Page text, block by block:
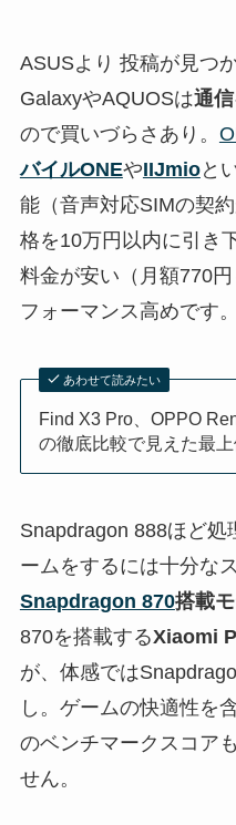
ASUSより 投稿が見つ
GalaxyやAQUOSは通
ので買いづらさあり。
バイルONEやIIJmioと
能（音声対応SIMの契
格を10万円以内に引き
料金が安い（月額770
フォーマンス高めです。
あわせて読みたい
Find X3 Pro、OPPO
の徹底比較で見えた最
Snapdragon 888ほど
ームをするには十分な
Snapdragon 870搭載
870を搭載するXiaomi
が、体感では
し。ゲームの快適性を
のベンチマークスコア
せん。